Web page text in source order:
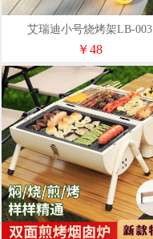
艾瑞迪小号烧烤架LB-003
￥48